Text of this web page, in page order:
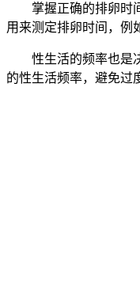
掌握正确的排卵时间
用来测定排卵时间，例
性生活的频率也是决
的性生活频率，避免过